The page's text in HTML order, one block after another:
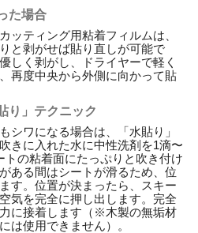
た場合
ッティング用粘着フィルムは、
と剥がせば貼り直しが可能で
しく剥がし、ドライヤーで軽く
再度中央から外側に向かって貼
り」テクニック
シワになる場合は、「水貼り」
きに入れた水に中性洗剤を1滴〜
トの粘着面にたっぷりと吹き付け
ある間はシートが滑るため、位
す。位置が決まったら、スキー
気を完全に押し出します。完全
に接着します（※木製の無垢材
は使用できません）。